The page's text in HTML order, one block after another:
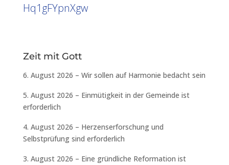
Hq1gFYpnXgw
Zeit mit Gott
6. August 2026 – Wir sollen auf Harmonie bedacht sein
5. August 2026 – Einmütigkeit in der Gemeinde ist
erforderlich
4. August 2026 – Herzenserforschung und
Selbstprüfung sind erforderlich
3. August 2026 – Eine gründliche Reformation ist